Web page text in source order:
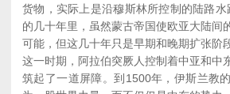
货物，实际上是沿穆斯林所控制的陆路
的几十年里，虽然蒙古帝国使欧亚大陆间
可能，但这几十年只是早期和晚期扩张阶
这一时期，阿拉伯突厥人控制着中亚和中
筑起了一道屏障。到1500年，伊斯兰教